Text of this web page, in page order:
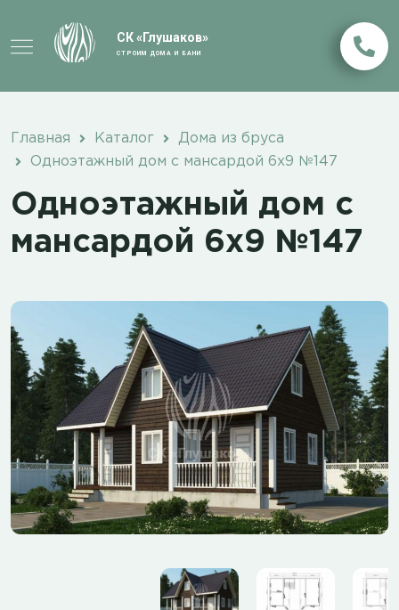
СК «Глушаков»
СТРОИМ ДОМА И БАНИ
Главная Каталог
Дома из бруса
Одноэтажный дом с мансардой 6х9 №147
Одноэтажный дом с
мансардой 6х9 №147